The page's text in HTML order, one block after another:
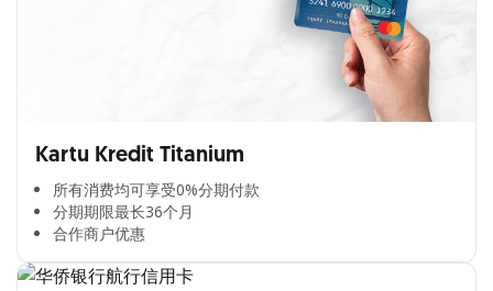
Kartu Kredit Titanium
所有消费均可享受0%分期付款​
分期期限最长36个月​
合作商户优惠​